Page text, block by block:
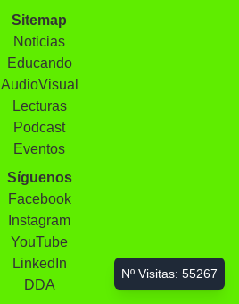
Nº Visitas: 55267
Sitemap
Noticias
Educando
AudioVisual
Lecturas
Podcast
Eventos
Síguenos
Facebook
Instagram
YouTube
LinkedIn
DDA